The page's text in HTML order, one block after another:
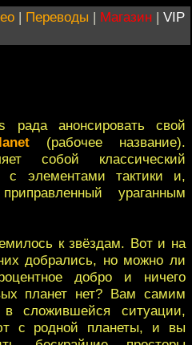
| Переводы | Магазин | VIP
рада анонсировать свой
(рабочее название).
собой классический
с элементами тактики и,
ураганным
к звёздам. Вот и на
добрались, но можно ли
добро и ничего
планет нет? Вам самим
в сложившейся ситуации,
с родной планеты, и вы